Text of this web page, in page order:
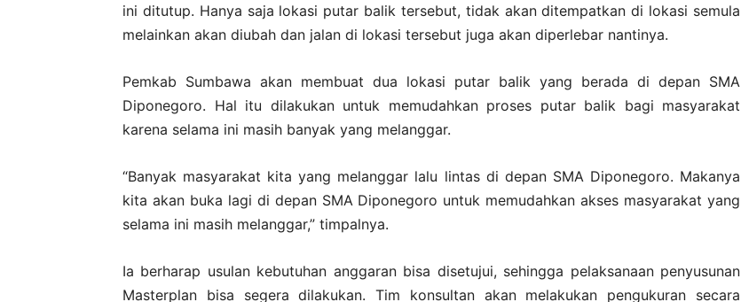
ini ditutup. Hanya saja lokasi putar balik tersebut, tidak akan ditempatkan di lokasi semula
melainkan akan diubah dan jalan di lokasi tersebut juga akan diperlebar nantinya.
Pemkab Sumbawa akan membuat dua lokasi putar balik yang berada di depan SMA
Diponegoro. Hal itu dilakukan untuk memudahkan proses putar balik bagi masyarakat
karena selama ini masih banyak yang melanggar.
“Banyak masyarakat kita yang melanggar lalu lintas di depan SMA Diponegoro. Makanya
kita akan buka lagi di depan SMA Diponegoro untuk memudahkan akses masyarakat yang
selama ini masih melanggar,” timpalnya.
Ia berharap usulan kebutuhan anggaran bisa disetujui, sehingga pelaksanaan penyusunan
Masterplan bisa segera dilakukan. Tim konsultan akan melakukan pengukuran secara